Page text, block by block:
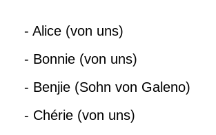
- Alice (von uns)
- Bonnie (von uns)
- Benjie (Sohn von Galeno)
- Chérie (von uns)